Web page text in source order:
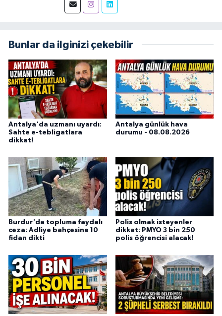
aşamalarında muhabir ve editör olarak görev
alıyor.
Bunlar da ilginizi çekebilir
Antalya'da uzmanı uyardı:
Sahte e-tebligatlara
dikkat!
Antalya günlük hava
durumu - 08.08.2026
Burdur'da topluma faydalı
ceza: Adliye bahçesine 10
fidan dikti
Polis olmak isteyenler
dikkat: PMYO 3 bin 250
polis öğrencisi alacak!